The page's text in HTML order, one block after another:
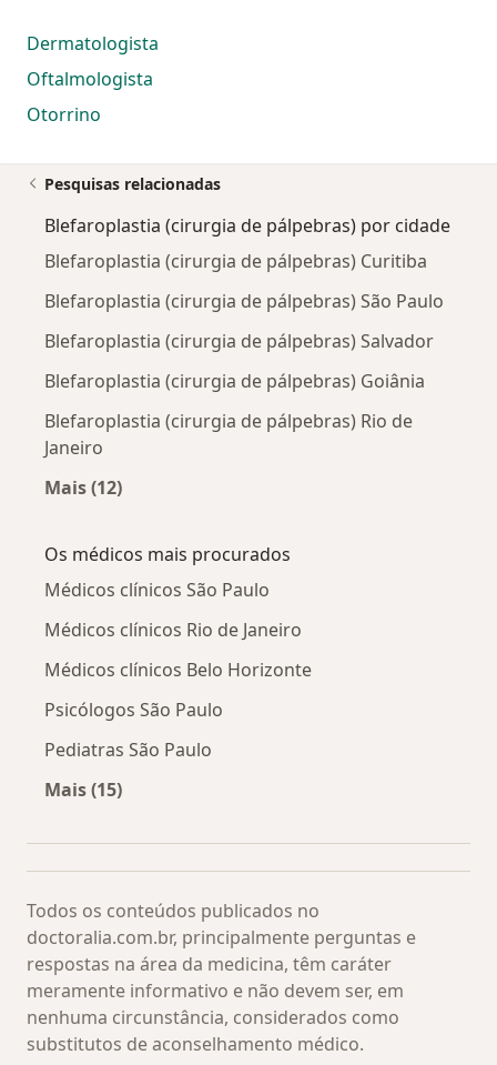
Dermatologista
Oftalmologista
Otorrino
Pesquisas relacionadas
Blefaroplastia (cirurgia de pálpebras) por cidade
Blefaroplastia (cirurgia de pálpebras) Curitiba
Blefaroplastia (cirurgia de pálpebras) São Paulo
Blefaroplastia (cirurgia de pálpebras) Salvador
Blefaroplastia (cirurgia de pálpebras) Goiânia
Blefaroplastia (cirurgia de pálpebras) Rio de
Janeiro
Mais (12)
Os médicos mais procurados
Médicos clínicos São Paulo
Médicos clínicos Rio de Janeiro
Médicos clínicos Belo Horizonte
Psicólogos São Paulo
Pediatras São Paulo
Mais (15)
Todos os conteúdos publicados no
doctoralia.com.br, principalmente perguntas e
respostas na área da medicina, têm caráter
meramente informativo e não devem ser, em
nenhuma circunstância, considerados como
substitutos de aconselhamento médico.